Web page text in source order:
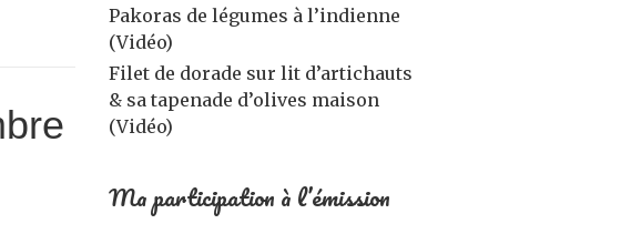
Pakoras de légumes à l’indienne
(Vidéo)
Filet de dorade sur lit d’artichauts
& sa tapenade d’olives maison
(Vidéo)
Ma participation à l’émission